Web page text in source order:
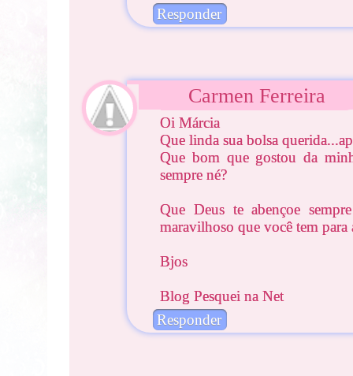
Responder
Carmen Ferreira
Oi Márcia
Que linda sua bolsa
Que bom que gostou da
sempre né?
Que Deus te abençoe
maravilhoso que você tem para
Bjos
Blog Pesquei na Net
Responder